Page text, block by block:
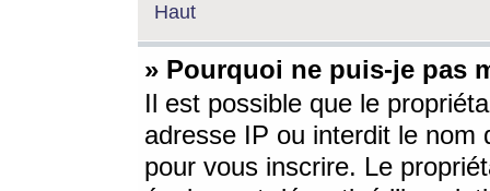
Haut
» Pourquoi ne puis-je pas
Il est possible que le
adresse IP ou interdit le nom
pour vous inscrire. Le